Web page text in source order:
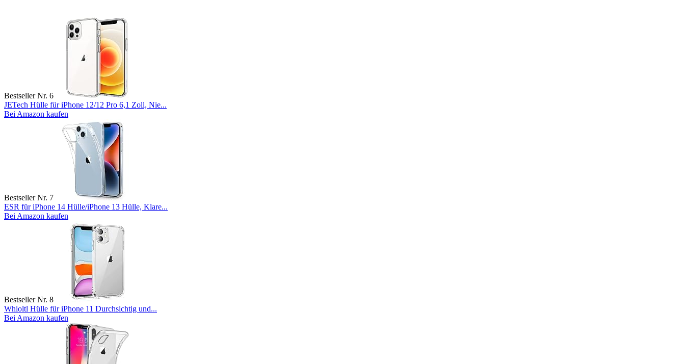
Bestseller Nr. 6
JETech Hülle für iPhone 12/12 Pro 6,1 Zoll, Nie...
Bei Amazon kaufen
Bestseller Nr. 7
ESR für iPhone 14 Hülle/iPhone 13 Hülle, Klare...
Bei Amazon kaufen
Bestseller Nr. 8
Whioltl Hülle für iPhone 11 Durchsichtig und...
Bei Amazon kaufen